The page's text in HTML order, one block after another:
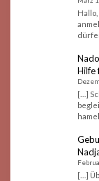
Hilfe
[…]
[…]